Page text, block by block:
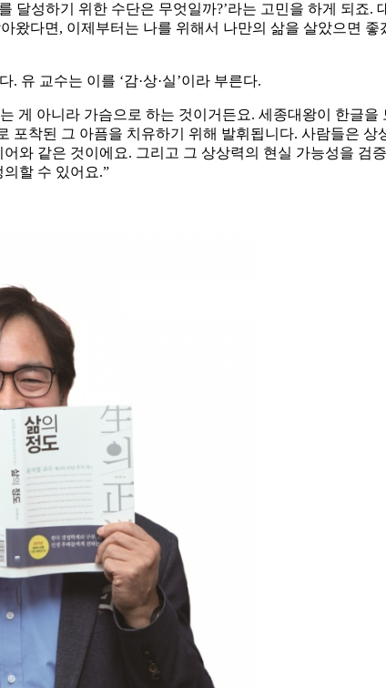
달성하기 위한 수단은 무엇일까?’라는 고민을 하게 되죠.
다면, 이제부터는 나를 위해서 나만의 삶을 살았으면
유 교수는 이를 ‘감·상·실’이라 부른다.
게 아니라 가슴으로 하는 것이거든요. 세종대왕이 한글을
착된 그 아픔을 치유하기 위해 발휘됩니다. 사람들은 상
같은 것이에요. 그리고 그 상상력의 현실 가능성을 검
의할 수 있어요.”